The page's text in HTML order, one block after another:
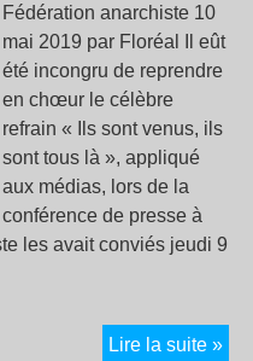
Fédération anarchiste 10
mai 2019 par Floréal Il eût
été incongru de reprendre
en chœur le célèbre
refrain « Ils sont venus, ils
sont tous là », appliqué
aux médias, lors de la
conférence de presse à
les avait conviés jeudi 9
Lire la suite »